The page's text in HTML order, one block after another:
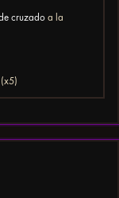
cruzado a la
(x5)